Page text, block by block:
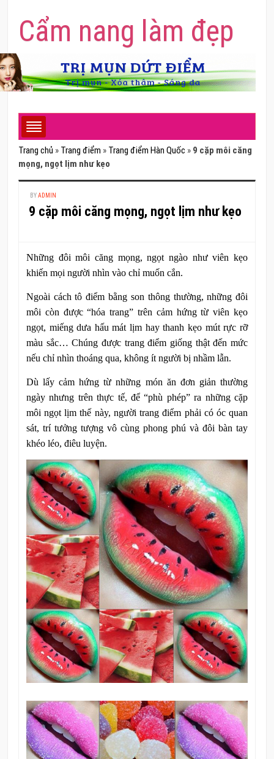
Cẩm nang làm đẹp
Trang chủ » Trang điểm » Trang điểm Hàn Quốc » 9 cặp môi căng
mọng, ngọt lịm như kẹo
BYADMIN
9 cặp môi căng mọng, ngọt lịm như kẹo
Những đôi môi căng mọng, ngọt ngào như viên kẹo
khiến mọi người nhìn vào chỉ muốn cắn.
Ngoài cách tô điểm bằng son thông thường, những đôi
môi còn được “hóa trang” trên cảm hứng từ viên kẹo
ngọt, miếng dưa hấu mát lịm hay thanh kẹo mút rực rỡ
màu sắc… Chúng được trang điểm giống thật đến mức
nếu chỉ nhìn thoáng qua, không ít người bị nhầm lẫn.
Dù lấy cảm hứng từ những món ăn đơn giản thường
ngày nhưng trên thực tế, để “phù phép” ra những cặp
môi ngọt lịm thế này, người trang điểm phải có óc quan
sát, trí tưởng tượng vô cùng phong phú và đôi bàn tay
khéo léo, điêu luyện.